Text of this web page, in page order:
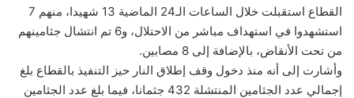
القطاع استقبلت خلال الساعات الـ24 الماضية 13 شهيدا، منهم 7
استشهدوا في استهداف مباشر من الاحتلال، و6 تم انتشال جثامينهم
من تحت الأنقاض، بالإضافة إلى 8 مصابين.
وأشارت إلى أنه منذ دخول وقف إطلاق النار حيز التنفيذ بالقطاع بلغ
إجمالي عدد الجثامين المنتشلة 432 جثمانا، فيما بلغ عدد الجثامين